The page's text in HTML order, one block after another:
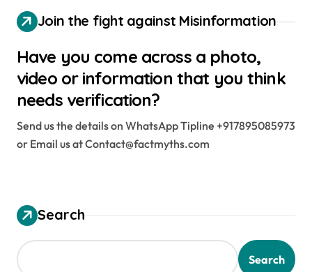
Join the fight against Misinformation
Have you come across a photo,
video or information that you think
needs verification?
Send us the details on WhatsApp Tipline +917895085973
or Email us at Contact@factmyths.com
Search
Search